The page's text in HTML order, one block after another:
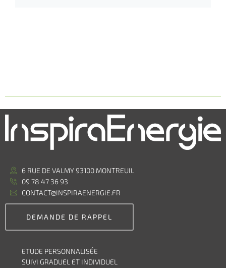
6 RUE DE VALMY 93100 MONTREUIL
09 78 47 36 93
CONTACT@INSPIRAENERGIE.FR
DEMANDE DE RAPPEL
ETUDE PERSONNALISÉE
SUIVI GRADUEL ET INDIVIDUEL